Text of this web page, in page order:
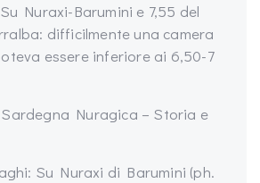
Nuraxi-Barumini e 7,55 del
difficilmente una camera
essere inferiore ai 6,50-7
Sardegna Nuragica – Storia e
Su Nuraxi di Barumini (ph.